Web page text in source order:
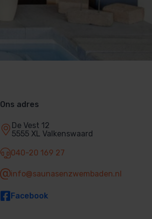
Ons adres
De Vest 12
5555 XL Valkenswaard
040-20 169 27
info@saunasenzwembaden.nl
Facebook